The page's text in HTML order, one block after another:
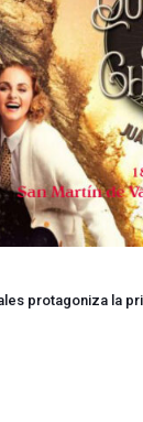
protagoniza la